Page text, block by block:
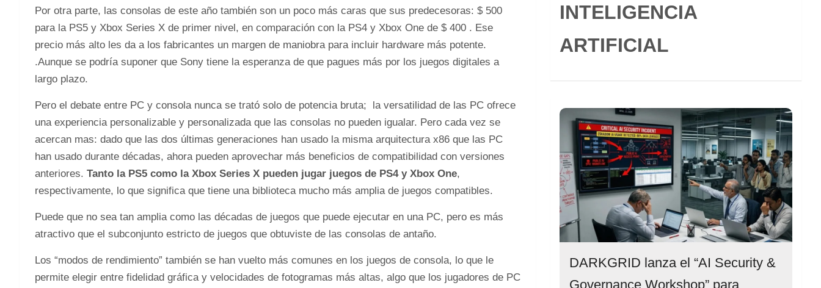
Por otra parte, las consolas de este año también son un poco más caras que sus predecesoras: $ 500
para la PS5 y Xbox Series X de primer nivel, en comparación con la PS4 y Xbox One de $ 400 . Ese
precio más alto les da a los fabricantes un margen de maniobra para incluir hardware más potente.
.Aunque se podría suponer que Sony tiene la esperanza de que pagues más por los juegos digitales a
largo plazo.
Pero el debate entre PC y consola nunca se trató solo de potencia bruta; la versatilidad de las PC ofrece
una experiencia personalizable y personalizada que las consolas no pueden igualar. Pero cada vez se
acercan mas: dado que las dos últimas generaciones han usado la misma arquitectura x86 que las PC
han usado durante décadas, ahora pueden aprovechar más beneficios de compatibilidad con versiones
anteriores. Tanto la PS5 como la Xbox Series X pueden jugar juegos de PS4 y Xbox One,
respectivamente, lo que significa que tiene una biblioteca mucho más amplia de juegos compatibles.
Puede que no sea tan amplia como las décadas de juegos que puede ejecutar en una PC, pero es más
atractivo que el subconjunto estricto de juegos que obtuviste de las consolas de antaño.
Los “modos de rendimiento” también se han vuelto más comunes en los juegos de consola, lo que le
permite elegir entre fidelidad gráfica y velocidades de fotogramas más altas, algo que los jugadores de PC
INTELIGENCIA
ARTIFICIAL
DARKGRID lanza el “AI Security &
Governance Workshop” para